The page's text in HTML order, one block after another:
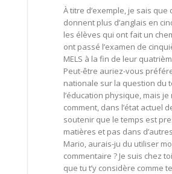
À titre d’exemple, je sais
donnent plus d’anglais en
les élèves qui ont fait un
ont passé l’examen de
MELS à la fin de leur
Peut-être auriez-vous
nationale sur la question du
l’éducation physique, mais
comment, dans l’état actuel
soutenir que le temps est
matières et pas dans
Mario, aurais-ju du utiliser
commentaire ? Je suis chez
que tu t’y considère comme